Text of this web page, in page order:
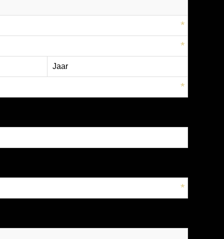
*
*
*
*